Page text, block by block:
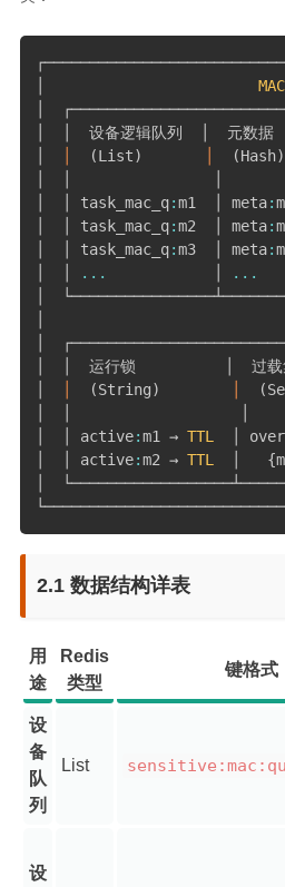
MAC
│
│  │  设备逻辑队列  │  元
(List) (Hash)
│  │ task_mac_q:m1  │ meta:
│  │ task_mac_q:m2  │ meta:
│  │ task_mac_q:m3  │ meta:
... ...
│
│
│  │  运行锁          │  过
(String) (
│  │ active:m1 → TTL
│
│  │ active:m2 → TTL {
│
2.1 数据结构详表
用
途
Redis
类型
键格式
设
备
队
列
List
设